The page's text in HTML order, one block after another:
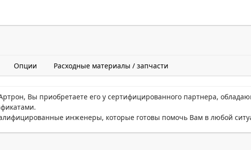
Опции Расходные материалы / запчасти
Вы приобретаете его у сертифицированного партнера,
инженеры, которые готовы помочь Вам в любой